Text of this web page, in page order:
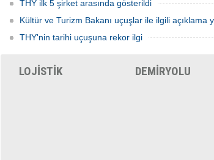
THY ilk 5 şirket arasında gösterildi
Kültür ve Turizm Bakanı uçuşlar ile ilgili açıklama
THY'nin tarihi uçuşuna rekor ilgi
LOJİSTİK DEMİRYOLU